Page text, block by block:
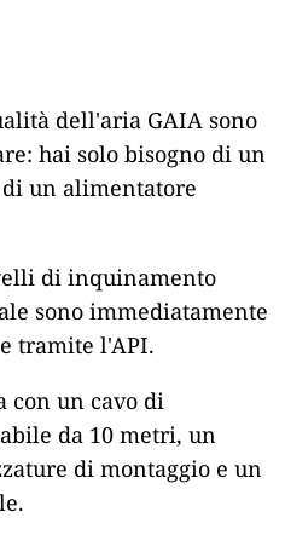
dell'aria GAIA sono
hai solo bisogno di un
un alimentatore
di inquinamento
sono immediatamente
tramite l'API.
con un cavo di
da 10 metri, un
di montaggio e un